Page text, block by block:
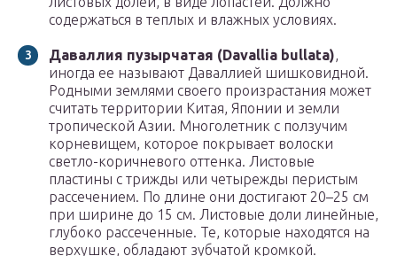
содержаться в теплых и влажных условиях.
Даваллия пузырчатая (Davallia bullata),
иногда ее называют Даваллией шишковидной.
Родными землями своего произрастания может
считать территории Китая, Японии и земли
тропической Азии. Многолетник с ползучим
корневищем, которое покрывает волоски
светло-коричневого оттенка. Листовые
пластины с трижды или четырежды перистым
рассечением. По длине они достигают 20–25 см
при ширине до 15 см. Листовые доли линейные,
глубоко рассеченные. Те, которые находятся на
верхушке, обладают зубчатой кромкой.